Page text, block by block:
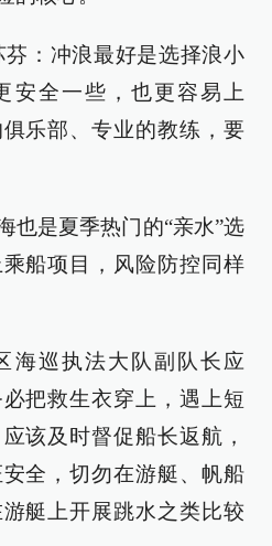
：冲浪最好是选择浪小
安全一些，也更容易上
乐部、专业的教练，要
也是夏季热门的“亲水”选
船项目，风险防控同样
海巡执法大队副队长应
把救生衣穿上，遇上短
该及时督促船长返航，
全，切勿在游艇、帆船
游艇上开展跳水之类比较